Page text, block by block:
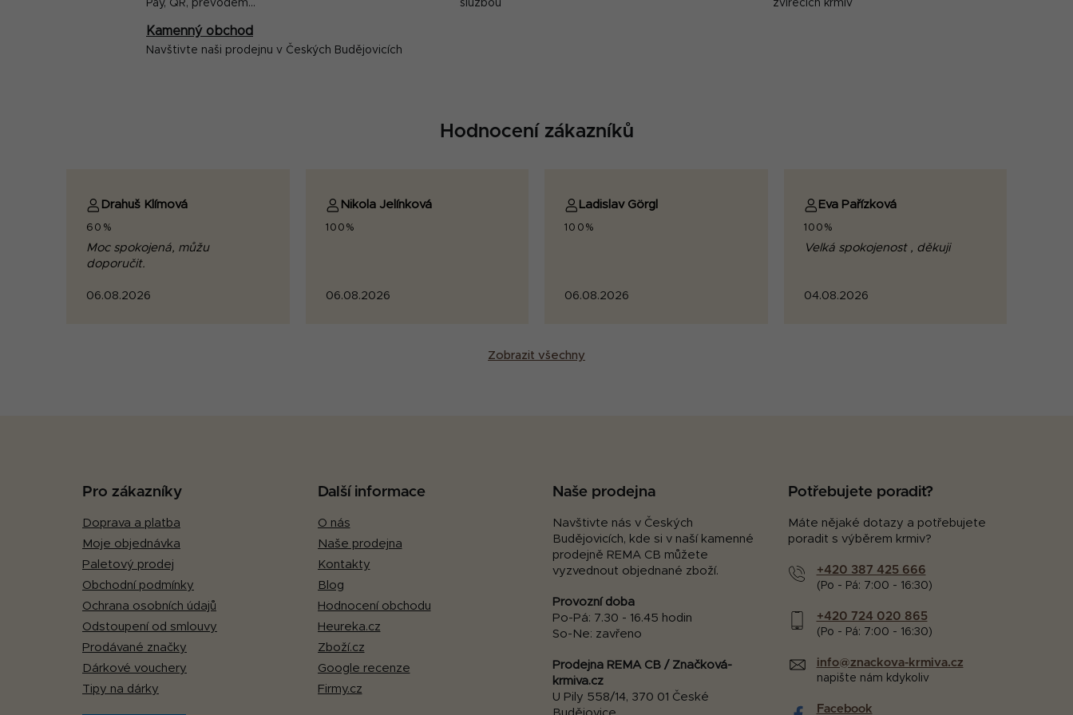
Pay, QR, převodem...
službou
zvířecích krmiv
Kamenný obchod
Navštivte naši prodejnu v Českých Budějovicích
Hodnocení zákazníků
Drahuš Klímová
60%
Moc spokojená, můžu
doporučit.
06.08.2026
Nikola Jelínková
100%
06.08.2026
Ladislav Görgl
100%
06.08.2026
Eva Pařízková
100%
Velká spokojenost , děkuji
04.08.2026
Zobrazit všechny
Pro zákazníky
Doprava a platba
Moje objednávka
Paletový prodej
Obchodní podmínky
Ochrana osobních údajů
Odstoupení od smlouvy
Prodávané značky
Dárkové vouchery
Tipy na dárky
Další informace
O nás
Naše prodejna
Kontakty
Blog
Hodnocení obchodu
Heureka.cz
Zboží.cz
Google recenze
Firmy.cz
Naše prodejna
Navštivte nás v Českých
Budějovicích, kde si v naší kamenné
prodejně REMA CB můžete
vyzvednout objednané zboží.
Provozní doba
Po-Pá: 7.30 - 16.45 hodin
So-Ne: zavřeno
Prodejna REMA CB / Značková-
krmiva.cz
U Pily 558/14, 370 01 České
Potřebujete poradit?
Máte nějaké dotazy a potřebujete
poradit s výběrem krmiv?
+420 387 425 666
(Po - Pá: 7:00 - 16:30)
+420 724 020 865
(Po - Pá: 7:00 - 16:30)
info@znackova-krmiva.cz
napište nám kdykoliv
Facebook